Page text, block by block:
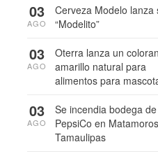
Cerveza Modelo lanza
“Modelito”
03
AGO
Oterra lanza un
amarillo natural para
alimentos para
03
AGO
Se incendia bodega de
PepsiCo en
Tamaulipas
03
AGO